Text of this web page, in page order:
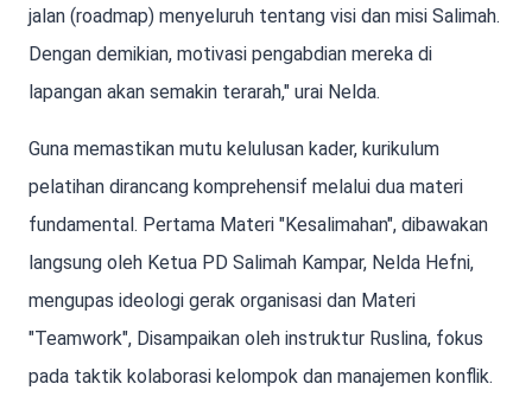
jalan (roadmap) menyeluruh tentang visi dan misi Salimah.
Dengan demikian, motivasi pengabdian mereka di
lapangan akan semakin terarah," urai Nelda.
Guna memastikan mutu kelulusan kader, kurikulum
pelatihan dirancang komprehensif melalui dua materi
fundamental. Pertama Materi "Kesalimahan", dibawakan
langsung oleh Ketua PD Salimah Kampar, Nelda Hefni,
mengupas ideologi gerak organisasi dan Materi
"Teamwork", Disampaikan oleh instruktur Ruslina, fokus
pada taktik kolaborasi kelompok dan manajemen konflik.